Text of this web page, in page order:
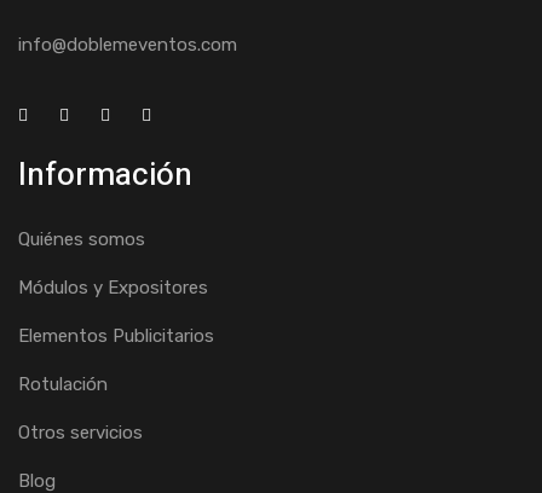
info@doblemeventos.com
Información
Quiénes somos
Módulos y Expositores
Elementos Publicitarios
Rotulación
Otros servicios
Blog